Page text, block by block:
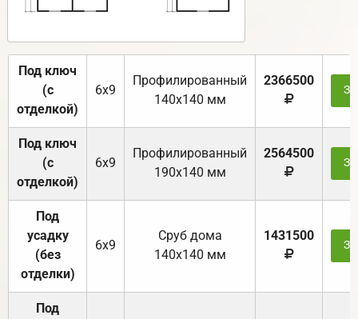
Под ключ
(с
отделкой)
6х9
Профилированный
140х140 мм
2366500
Под ключ
(с
отделкой)
6х9
Профилированный
190х140 мм
2564500
Под
усадку
(без
отделки)
6х9
Cруб дома
140х140 мм
1431500
Под